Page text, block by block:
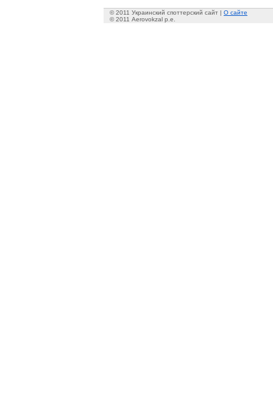
© 2011 Украинский споттерский сайт | О сайте
© 2011 Aerovokzal p.e.